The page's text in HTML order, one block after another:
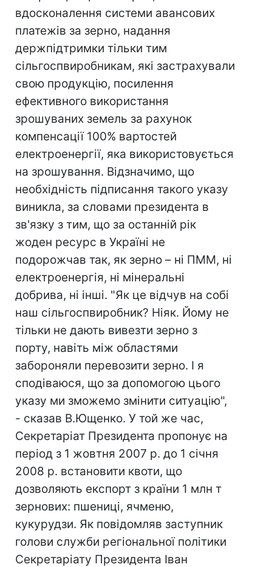
вдосконалення системи авансових
платежів за зерно, надання
держпідтримки тільки тим
сільгоспвиробникам, які застрахували
свою продукцію, посилення
ефективного використання
зрошуваних земель за рахунок
компенсації 100% вартостей
електроенергії, яка використовується
на зрошування. Відзначимо, що
необхідність підписання такого указу
виникла, за словами президента в
зв'язку з тим, що за останній рік
жоден ресурс в Україні не
подорожчав так, як зерно – ні ПММ, ні
електроенергія, ні мінеральні
добрива, ні інші. "Як це відчув на собі
наш сільгоспвиробник? Ніяк. Йому не
тільки не дають вивезти зерно з
порту, навіть між областями
забороняли перевозити зерно. І я
сподіваюся, що за допомогою цього
указу ми зможемо змінити ситуацію",
- сказав В.Ющенко. У той же час,
Секретаріат Президента пропонує на
період з 1 жовтня 2007 р. до 1 січня
2008 р. встановити квоти, що
дозволяють експорт з країни 1 млн т
зернових: пшениці, ячменю,
кукурудзи. Як повідомляв заступник
голови служби регіональної політики
Секретаріату Президента Іван